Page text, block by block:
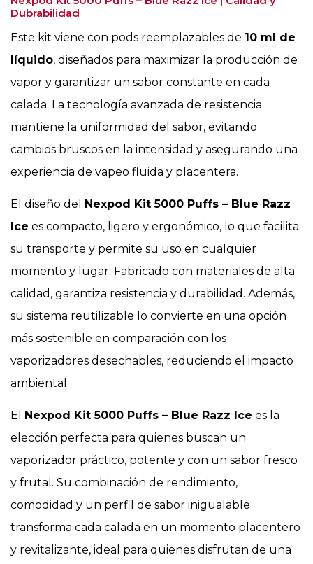
Dubrabilidad
Este kit viene con pods reemplazables de 10 ml de
líquido, diseñados para maximizar la producción de
vapor y garantizar un sabor constante en cada
calada. La tecnología avanzada de resistencia
mantiene la uniformidad del sabor, evitando
cambios bruscos en la intensidad y asegurando una
experiencia de vapeo fluida y placentera.
El diseño del Nexpod Kit 5000 Puffs – Blue Razz
Ice es compacto, ligero y ergonómico, lo que facilita
su transporte y permite su uso en cualquier
momento y lugar. Fabricado con materiales de alta
calidad, garantiza resistencia y durabilidad. Además,
su sistema reutilizable lo convierte en una opción
más sostenible en comparación con los
vaporizadores desechables, reduciendo el impacto
ambiental.
El Nexpod Kit 5000 Puffs – Blue Razz Ice es la
elección perfecta para quienes buscan un
vaporizador práctico, potente y con un sabor fresco
y frutal. Su combinación de rendimiento,
comodidad y un perfil de sabor inigualable
transforma cada calada en un momento placentero
y revitalizante, ideal para quienes disfrutan de una